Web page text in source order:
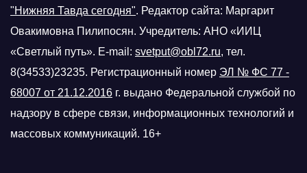
"Нижняя Тавда сегодня". Редактор сайта: Маргарит
Овакимовна Пилипосян. Учредитель: АНО «ИИЦ
«Светлый путь». E-mail: svetput@obl72.ru, тел.
8(34533)23235. Регистрационный номер ЭЛ № ФС 77 -
68007 от 21.12.2016 г. выдано Федеральной службой по
надзору в сфере связи, информационных технологий и
массовых коммуникаций. 16+